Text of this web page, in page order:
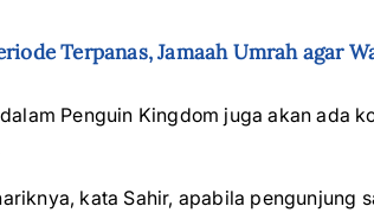
Terpanas, Jamaah Umrah agar
Penguin Kingdom juga akan ada
kata Sahir, apabila pengunjung